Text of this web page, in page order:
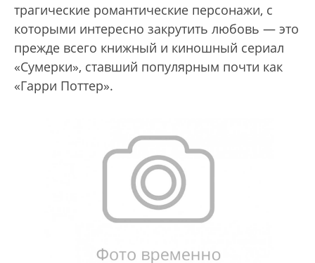
трагические романтические персонажи, с
которыми интересно закрутить любовь — это
прежде всего книжный и киношный сериал
«Сумерки», ставший популярным почти как
«Гарри Поттер».